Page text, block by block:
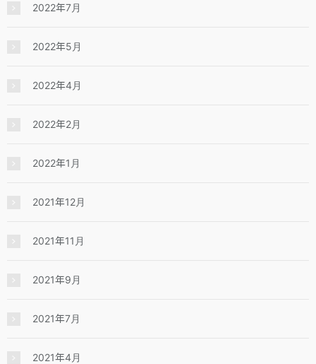
2022年7月
2022年5月
2022年4月
2022年2月
2022年1月
2021年12月
2021年11月
2021年9月
2021年7月
2021年4月